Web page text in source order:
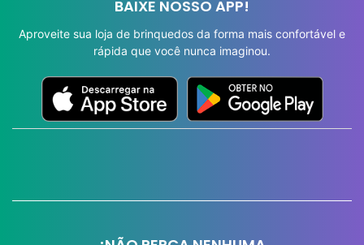
BAIXE NOSSO APP!
Aproveite sua loja de brinquedos da forma mais confortável e
rápida que você nunca imaginou.